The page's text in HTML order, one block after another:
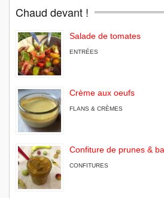
Chaud devant !
Salade de tomates
ENTRÉES
Crème aux oeufs
FLANS & CRÈMES
Confiture de prunes &
CONFITURES